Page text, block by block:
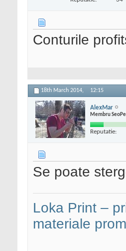
Conturile
18th March 2014, 12:15
AlexMar
Membru
Reputatie:
Se poate
Loka Print –
materiale